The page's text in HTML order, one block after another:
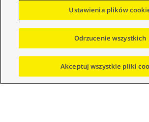
© Copyright - 2023-2025 Panasonic
GMBH (Spółka z ograniczoną
Oddział w Polsce. Wszystkie prawa
Ustawienia plików
Odrzucenie wszystkich
Akceptuj wszystkie pliki